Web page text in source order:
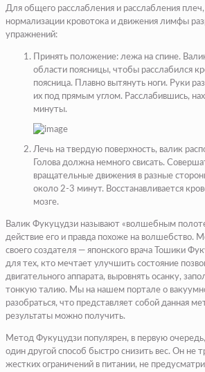
Для общего расслабления и расслабления плеч,
нормализации кровотока и движения лимфы
упражнений:
Принять положение: лежа на спине.
области поясницы, чтобы расслабился
поясница. Плавно вытянуть ноги. Руки
их под прямым углом. Расслабившись,
минуты.
Лечь на твердую поверхность, валик
Голова должна немного свисать.
вращательные движения в разные
около 2-3 минут. Восстанавливается
мозге.
Валик Фукуцудзи называют «волшебным
действие его и правда похоже на волшебство.
своего создателя — японского врача Тошики
для тех, кто мечтает улучшить состояние
двигательного аппарата, выровнять осанку,
тонкую талию. Мы на нашем портале о
разобраться, что представляет собой данная
результаты можно получить.
Метод Фукуцудзи популярен, в первую
один другой способ быстро снизить вес. Он не
жестких ограничений в питании, не